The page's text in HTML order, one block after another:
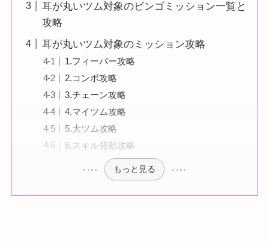
耳が丸いツム対象のビンゴミッション一覧と
攻略
耳が丸いツム対象のミッション攻略
1.フィーバー攻略
2.コンボ攻略
3.チェーン攻略
4.マイツム攻略
5.大ツム攻略
6.スキル発動攻略
もっと見る